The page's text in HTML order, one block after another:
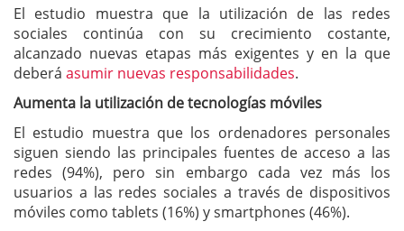
El estudio muestra que la utilización de las redes
sociales continúa con su crecimiento costante,
alcanzado nuevas etapas más exigentes y en la que
deberá asumir nuevas responsabilidades.
Aumenta la utilización de tecnologías móviles
El estudio muestra que los ordenadores personales
siguen siendo las principales fuentes de acceso a las
redes (94%), pero sin embargo cada vez más los
usuarios a las redes sociales a través de dispositivos
móviles como tablets (16%) y smartphones (46%).